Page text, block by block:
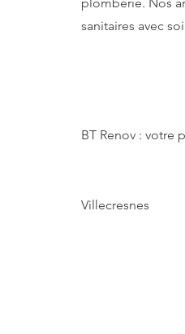
sanitaires avec
BT Renov : votre
Villecresnes